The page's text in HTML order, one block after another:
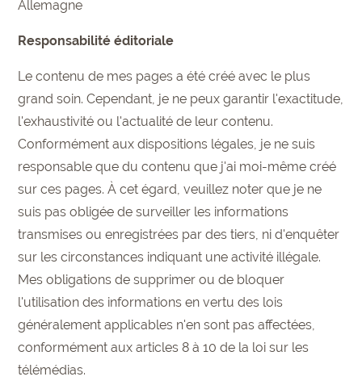
Allemagne
Responsabilité éditoriale
Le contenu de mes pages a été créé avec le plus
grand soin. Cependant, je ne peux garantir l'exactitude,
l'exhaustivité ou l'actualité de leur contenu.
Conformément aux dispositions légales, je ne suis
responsable que du contenu que j'ai moi-même créé
sur ces pages. À cet égard, veuillez noter que je ne
suis pas obligée de surveiller les informations
transmises ou enregistrées par des tiers, ni d'enquêter
sur les circonstances indiquant une activité illégale.
Mes obligations de supprimer ou de bloquer
l'utilisation des informations en vertu des lois
généralement applicables n'en sont pas affectées,
conformément aux articles 8 à 10 de la loi sur les
télémédias.